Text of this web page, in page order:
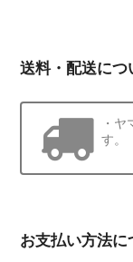
送料・配送につ
・
す。
お支払い方法に